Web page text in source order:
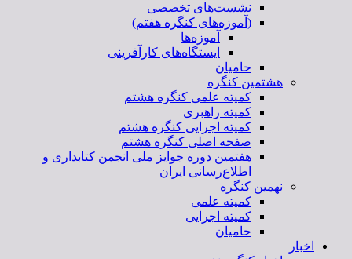
نشست‌های تخصصی
(آموزه‌های کنگره هفتم)
آموزه‌ها
ایستگاه‌های کارآفرینی
حامیان
هشتمین کنگره
کمیته علمی کنگره هشتم
کمیته راهبری
کمیته اجرایی کنگره هشتم
صفحه اصلی کنگره هشتم
هفتمین دوره جوایز ملی انجمن کتابداری و
اطلاع‌رسانی ایران
نهمین کنگره
کمیته علمی
کمیته اجرایی
حامیان
اخبار